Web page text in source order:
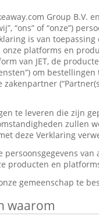
Group B.V.
“ons” of “onze”)
is van
platforms en
van JET, de
om
te leveren die zijn
zullen
deze Verklaring
producten en
gemeenschap te
waarom